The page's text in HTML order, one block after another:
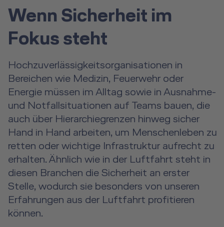
Wenn Sicherheit im
Fokus steht
Hochzuverlässigkeitsorganisationen in
Bereichen wie Medizin, Feuerwehr oder
Energie müssen im Alltag sowie in Ausnahme-
und Notfallsituationen auf Teams bauen, die
auch über Hierarchiegrenzen hinweg sicher
Hand in Hand arbeiten, um Menschenleben zu
retten oder wichtige Infrastruktur aufrecht zu
erhalten. Ähnlich wie in der Luftfahrt steht in
diesen Branchen die Sicherheit an erster
Stelle, wodurch sie besonders von unseren
Erfahrungen aus der Luftfahrt profitieren
können.